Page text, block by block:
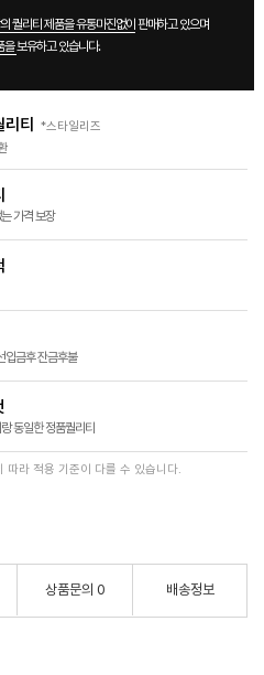
퀄리티 제품을 유통마진없이 판매하고 있으며
을보유하고 있습니다.
티 *스타일리즈
가격 보장
입금후 잔금후불
동일한 정품퀄리티
따라 적용 기준이 다를 수 있습니다.
상품문의 0 배송정보